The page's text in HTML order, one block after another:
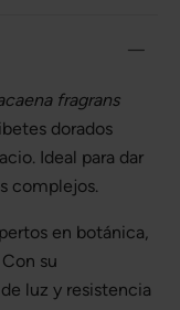
fragrans
dorados
Ideal para dar
complejos.
en botánica,
Con su
luz y resistencia